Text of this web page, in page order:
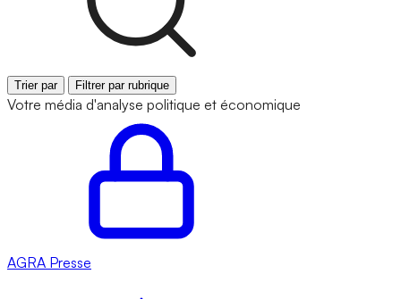
Trier par Filtrer par rubrique
Votre média d'analyse politique et économique
AGRA Presse